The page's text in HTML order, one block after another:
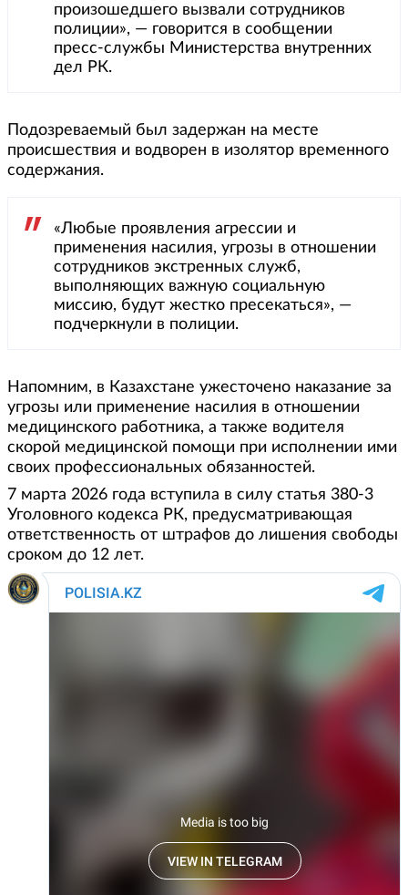
произошедшего вызвали сотрудников
полиции», — говорится в сообщении
пресс-службы Министерства внутренних
дел РК.
Подозреваемый был задержан на месте
происшествия и водворен в изолятор временного
содержания.
«Любые проявления агрессии и
применения насилия, угрозы в отношении
сотрудников экстренных служб,
выполняющих важную социальную
миссию, будут жестко пресекаться», —
подчеркнули в полиции.
Напомним, в Казахстане ужесточено наказание за
угрозы или применение насилия в отношении
медицинского работника, а также водителя
скорой медицинской помощи при исполнении ими
своих профессиональных обязанностей.
7 марта 2026 года вступила в силу статья 380-3
Уголовного кодекса РК, предусматривающая
ответственность от штрафов до лишения свободы
сроком до 12 лет.